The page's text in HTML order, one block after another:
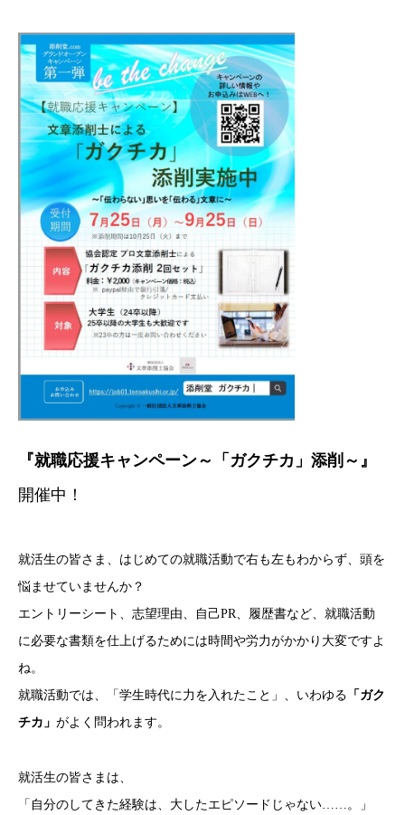
『就職応援キャンペーン～「ガクチカ」添削～』
開催中！
就活生の皆さま、はじめての就職活動で右も左もわからず、頭を
悩ませていませんか？
エントリーシート、志望理由、自己PR、履歴書など、就職活動
に必要な書類を仕上げるためには時間や労力がかかり大変ですよ
ね。
就職活動では、「学生時代に力を入れたこと」、いわゆる 「ガク
チカ」 がよく問われます。
就活生の皆さまは、
「自分のしてきた経験は、大したエピソードじゃない……。」